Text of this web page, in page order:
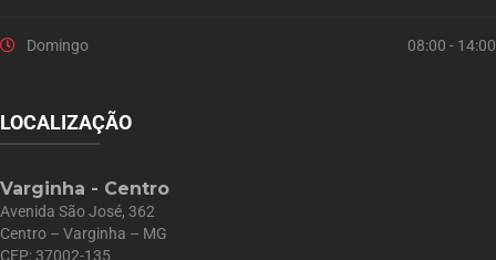
Domingo 08:00 - 14:00
LOCALIZAÇÃO
Varginha - Centro
Avenida São José, 362
Centro – Varginha – MG
CEP: 37002-135